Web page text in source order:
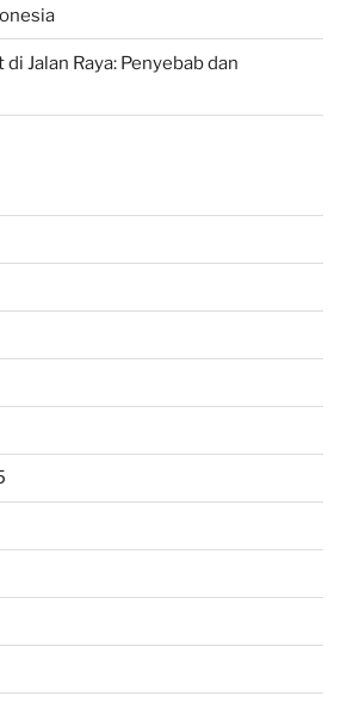
Jalan Raya: Penyebab dan